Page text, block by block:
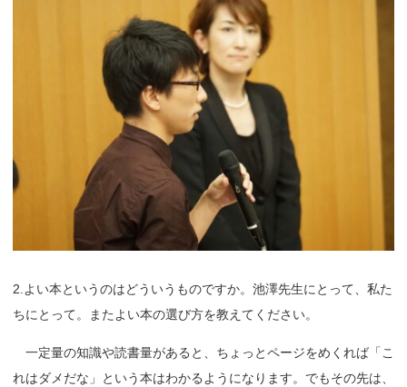
2.よい本というのはどういうものですか。池澤先生にとって、私た
ちにとって。またよい本の選び方を教えてください。
一定量の知識や読書量があると、ちょっとページをめくれば「こ
れはダメだな」という本はわかるようになります。でもその先は、